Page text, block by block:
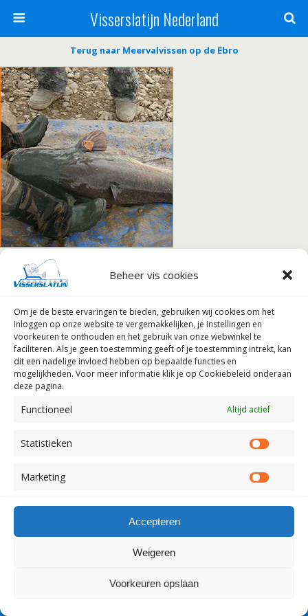
Beheer vis cookies
Om je de beste ervaringen te bieden, gebruiken wij cookies om het
inloggen op onze website te vergemakkelijken, je instellingen en
voorkeuren te onthouden en het gebruik van onze webwinkel te
faciliteren. Als je geen toestemming geeft of je toestemming intrekt, kan
dit een nadelige invloed hebben op bepaalde functies en
mogelijkheden. Voor meer informatie klik je op Cookiebeleid onderaan
deze pagina.
Functioneel Altijd actief
Statistieken
Marketing
Accepteren
Weigeren
Voorkeuren opslaan
Visserslatijn Nederland
Terug naar Meervalvissen op de Ebro
« vorige in galerij volgende in galerij »
Terug naar boven
Mobiel Desktop